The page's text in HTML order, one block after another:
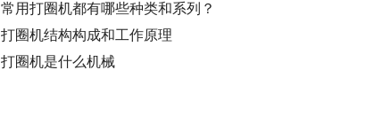
常用打圈机都有哪些种类和系列？
打圈机结构构成和工作原理
打圈机是什么机械